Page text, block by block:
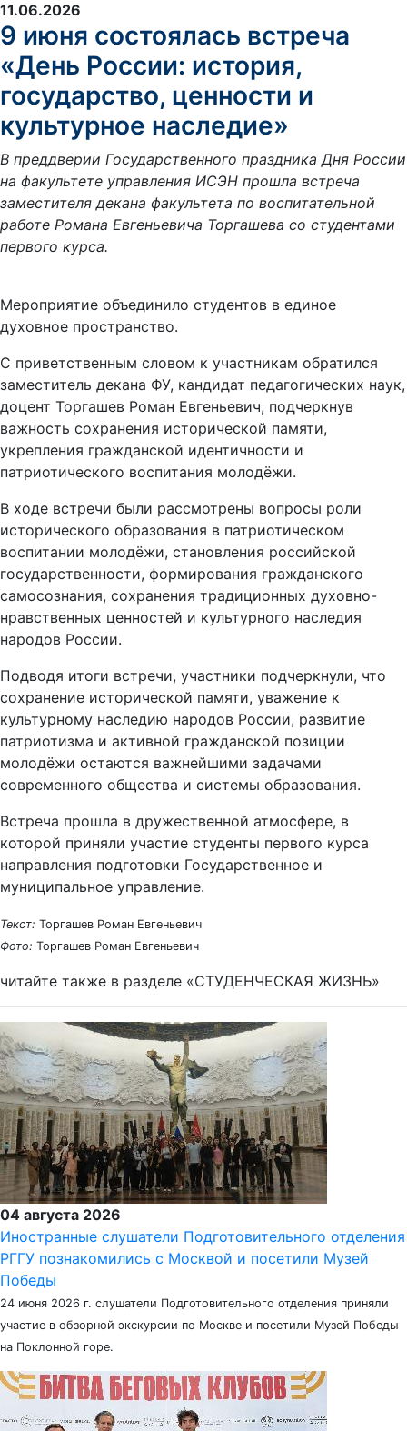
11.06.2026
9 июня состоялась встреча
«День России: история,
государство, ценности и
культурное наследие»
В преддверии Государственного праздника Дня России
на факультете управления ИСЭН прошла встреча
заместителя декана факультета по воспитательной
работе Романа Евгеньевича Торгашева со студентами
первого курса.
Мероприятие объединило студентов в единое
духовное пространство.
С приветственным словом к участникам обратился
заместитель декана ФУ, кандидат педагогических наук,
доцент Торгашев Роман Евгеньевич, подчеркнув
важность сохранения исторической памяти,
укрепления гражданской идентичности и
патриотического воспитания молодёжи.
В ходе встречи были рассмотрены вопросы роли
исторического образования в патриотическом
воспитании молодёжи, становления российской
государственности, формирования гражданского
самосознания, сохранения традиционных духовно-
нравственных ценностей и культурного наследия
народов России.
Подводя итоги встречи, участники подчеркнули, что
сохранение исторической памяти, уважение к
культурному наследию народов России, развитие
патриотизма и активной гражданской позиции
молодёжи остаются важнейшими задачами
современного общества и системы образования.
Встреча прошла в дружественной атмосфере, в
которой приняли участие студенты первого курса
направления подготовки Государственное и
муниципальное управление.
Текст: Торгашев Роман Евгеньевич
Фото: Торгашев Роман Евгеньевич
читайте также в разделе «СТУДЕНЧЕСКАЯ ЖИЗНЬ»
04 августа 2026
Иностранные слушатели Подготовительного отделения
РГГУ познакомились с Москвой и посетили Музей
Победы
24 июня 2026 г. слушатели Подготовительного отделения приняли
участие в обзорной экскурсии по Москве и посетили Музей Победы
на Поклонной горе.